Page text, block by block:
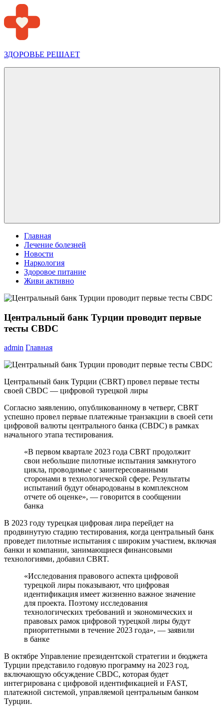
Перейти
к
содержимому
ЗДОРОВЬЕ РЕШАЕТ
Главная
Лечение болезней
Новости
Наркология
Здоровое питание
Живи активно
Центральный банк Турции проводит первые
тесты CBDC
admin Главная
Центральный банк Турции (CBRT) провел первые тесты
своей CBDC — цифровой турецкой лиры
Согласно заявлению, опубликованному в четверг, CBRT
успешно провел первые платежные транзакции в своей сети
цифровой валюты центрального банка (CBDC) в рамках
начального этапа тестирования.
«В первом квартале 2023 года CBRT продолжит
свои небольшие пилотные испытания замкнутого
цикла, проводимые с заинтересованными
сторонами в технологической сфере. Результаты
испытаний будут обнародованы в комплексном
отчете об оценке», — говорится в сообщении
банка
В 2023 году турецкая цифровая лира перейдет на
продвинутую стадию тестирования, когда центральный банк
проведет пилотные испытания с широким участием, включая
банки и компании, занимающиеся финансовыми
технологиями, добавил CBRT.
«Исследования правового аспекта цифровой
турецкой лиры показывают, что цифровая
идентификация имеет жизненно важное значение
для проекта. Поэтому исследования
технологических требований и экономических и
правовых рамок цифровой турецкой лиры будут
приоритетными в течение 2023 года», — заявили
в банке
В октябре Управление президентской стратегии и бюджета
Турции представило годовую программу на 2023 год,
включающую обсуждение CBDC, которая будет
интегрирована с цифровой идентификацией и FAST,
платежной системой, управляемой центральным банком
Турции.